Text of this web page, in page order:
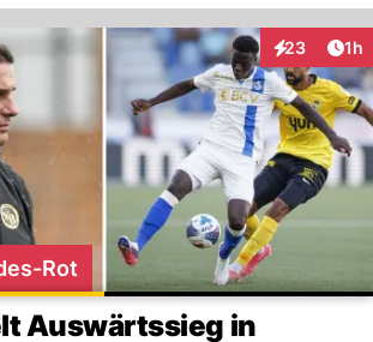
23
Interaktionen
1h
Rot
Auswärtssieg in